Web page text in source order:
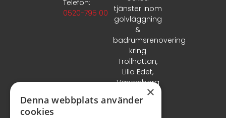
tjänster inom
golvläggning
&
badrumsrenovering
kring
Trollhättan,
Lilla Edet,
Vänersborg
& Uddevalla.
Telefon:
0520-795 00
×
Denna webbplats använder
cookies